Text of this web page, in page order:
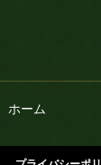
ホーム